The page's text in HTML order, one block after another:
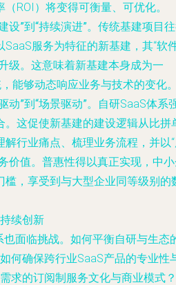
ROI）将变得可衡量、可优化。
设”到“持续演进”。传统基建项目
服务为特征的新基建，其“软
级。这意味着新基建本身成为一
能够动态响应业务与技术的变化
动”到“场景驱动”。自研SaaS体系
。这促使新基建的建设逻辑从比拼
行业痛点、梳理业务流程，并以
价值。普惠性得以真正实现，中
槛，享受到与大型企业同等级别的
续创新
面临挑战。如何平衡自研与生态
何确保跨行业SaaS产品的专业性
求的订阅制服务文化与商业模式？